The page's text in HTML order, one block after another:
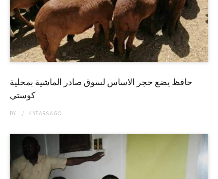
حافظ يضع حجر الاساس لسوق صادر الماشية بمحلية
كوستي
BY 4 YEARSAGO